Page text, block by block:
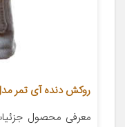
روکش دنده آی تمر